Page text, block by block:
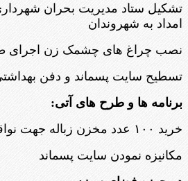
تشکیل ستاد مدیریت بحران
امداد به شهروندان
نصب چراغ های چشمک زن اجرای
تسطیح سایت پسماند و دفن
برنامه ها و طرح های آتی:
خرید ۱۰۰ عدد مخزن زباله جهت نواقصات سطح شهر
مکانیزه نمودن سایت پسماند